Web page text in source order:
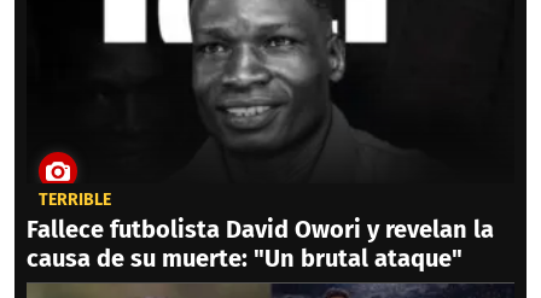
TERRIBLE
Fallece futbolista David Owori y revelan la
causa de su muerte: "Un brutal ataque"